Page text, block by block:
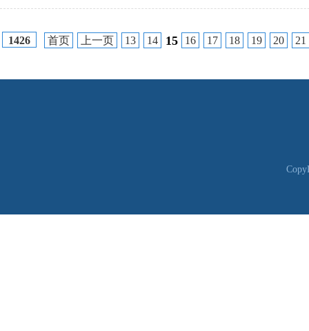
1426 首页 上一页 13 14 15 16 17 18 19 20 21